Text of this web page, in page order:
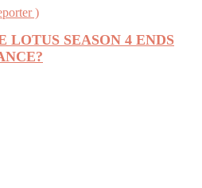
)
SEASON 4 ENDS